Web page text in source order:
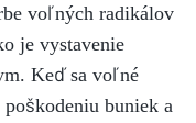
voľných radikálov
je vystavenie
Keď sa voľné
buniek a